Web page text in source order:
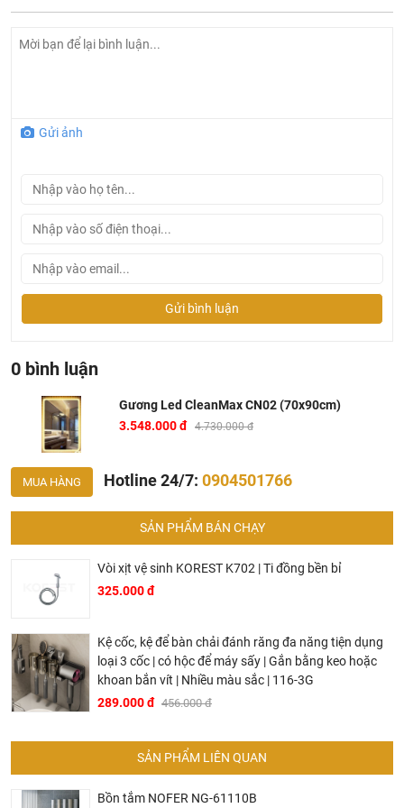
CleanMax CN02
CN02 (70x90cm)
Kiểu dáng: Hình chữ nhật
Chất liệu: Phôi bỉ
Trang bị đèn Led cao cấp
Điều khiển cảm ứng
Hãng sản xuất: CleanMax
Công nghệ: Châu Âu
Ở đâu mua phụ kiện phòng tắm CleanMax chính hãng
Gửi ảnh
Gửi bình luận
0 bình luận
Gương Led CleanMax CN02 (70x90cm)
3.548.000 đ 4.730.000 đ
MUA HÀNG Hotline 24/7: 0904501766
SẢN PHẨM BÁN CHẠY
Vòi xịt vệ sinh KOREST K702 | Ti đồng bền bỉ
325.000 đ
Kệ cốc, kệ để bàn chải đánh răng đa năng tiện dụng
loại 3 cốc | có hộc để máy sấy | Gắn bằng keo hoặc
khoan bắn vít | Nhiều màu sắc | 116-3G
289.000 đ 456.000 đ
SẢN PHẨM LIÊN QUAN
Bồn tắm NOFER NG-61110B